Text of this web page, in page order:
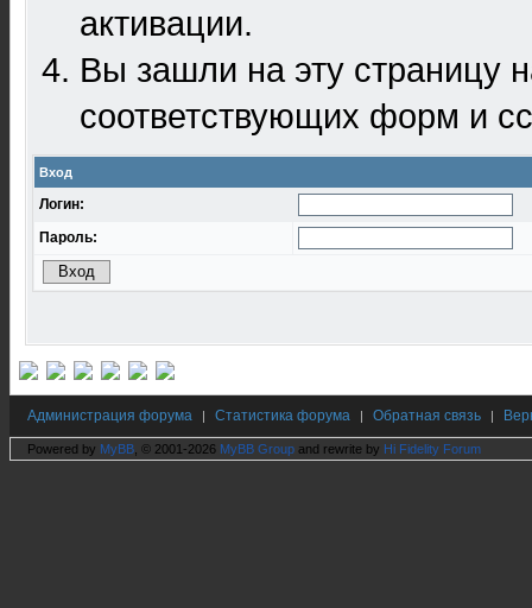
активации.
Вы зашли на эту
соответствующих форм и
Вход
Логин:
Пароль:
Администрация форума | Статистика форума | Обратная связь |
Powered by MyBB , © 2001-2026 MyBB Group and rewrite by Hi Fidelity Forum